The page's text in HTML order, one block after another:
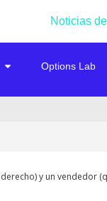
Noticias
Options Lab
y un vendedor